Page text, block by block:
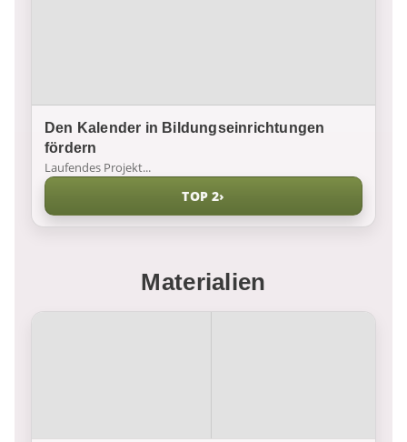
Den Kalender in Bildungseinrichtungen
fördern
Laufendes Projekt...
TOP 2›
Materialien